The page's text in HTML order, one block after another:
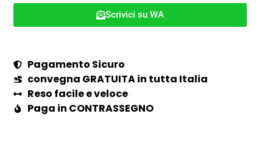
Scrivici su WA
Pagamento Sicuro
convegna GRATUITA in tutta Italia
Reso facile e veloce
Paga in CONTRASSEGNO